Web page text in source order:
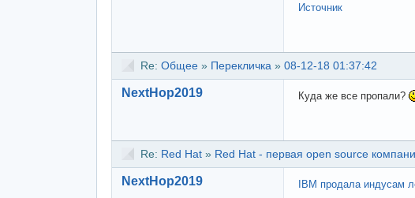
Источник
Re: Общее » Перекличка » 08-12-18 01:37:42
NextHop2019 Куда же все пропали?
Re: Red Hat » Red Hat - первая open source
NextHop2019 IBM продала индусам